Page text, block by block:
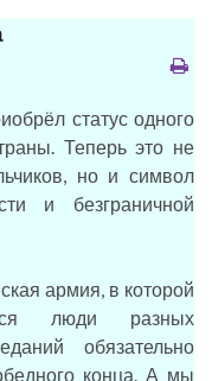
статус одного
Теперь это не
но и символ
и безграничной
армия, в которой
люди разных
обязательно
конца. А мы